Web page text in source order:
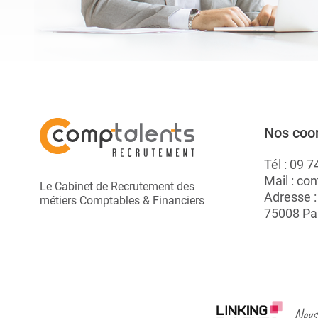
Le Cabinet de Recrutement des
métiers Comptables & Financiers
Nos
Tél : 09
Mail :
Adresse
75008